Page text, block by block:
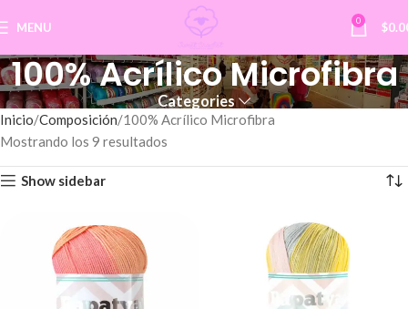
MENU 0 $
100% Acrílico Microfibra
Categories
Inicio Composición 100% Acrílico Microfibra
Mostrando los 9 resultados
Show sidebar